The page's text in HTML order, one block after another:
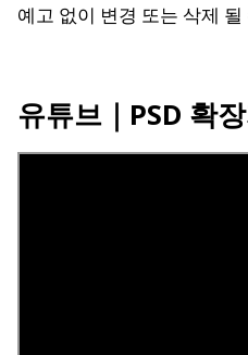
예고 없이 변경 또는 삭제
유튜브 ｜PSD 확